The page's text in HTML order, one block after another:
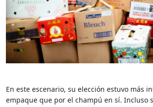
En este escenario, su elección estuvo más
empaque que por el champú en sí. Incluso